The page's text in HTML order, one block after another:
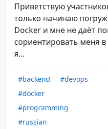
Приветствую
только начинаю
Docker и мне не даёт
сориентировать меня
я...
#backend
#devops
#docker
#programming
#russian